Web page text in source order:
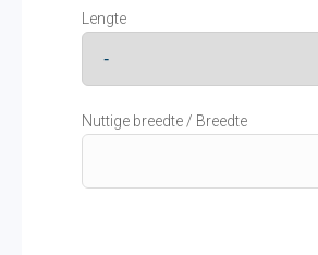
Lengte
Nuttige breedte / Breedte